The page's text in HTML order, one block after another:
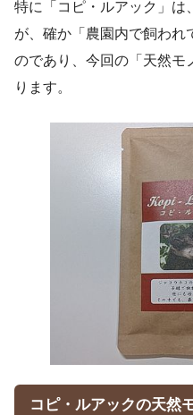
特に「コピ・ルアック」は、
が、確か「農園内で飼われ
のであり、今回の「天然モ
ります。
コピ・ルアックの天然